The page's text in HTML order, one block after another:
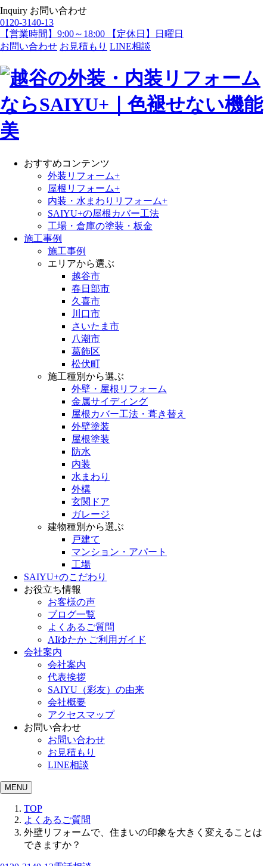
Inquiry お問い合わせ
0120-3140-13
【営業時間】9:00～18:00 【定休日】日曜日
お問い合わせ お見積もり LINE相談
おすすめコンテンツ
外装リフォーム+
屋根リフォーム+
内装・水まわりリフォーム+
SAIYU+の屋根カバー工法
工場・倉庫の塗装・板金
施工事例
施工事例
エリアから選ぶ
越谷市
春日部市
久喜市
川口市
さいたま市
八潮市
葛飾区
松伏町
施工種別から選ぶ
外壁・屋根リフォーム
金属サイディング
屋根カバー工法・葺き替え
外壁塗装
屋根塗装
防水
内装
水まわり
外構
玄関ドア
ガレージ
建物種別から選ぶ
戸建て
マンション・アパート
工場
SAIYU+のこだわり
お役立ち情報
お客様の声
ブログ一覧
よくあるご質問
AIゆたか ご利用ガイド
会社案内
会社案内
代表挨拶
SAIYU（彩友）の由来
会社概要
アクセスマップ
お問い合わせ
お問い合わせ
お見積もり
LINE相談
MENU
TOP
よくあるご質問
外壁リフォームで、住まいの印象を大きく変えることは
できますか？